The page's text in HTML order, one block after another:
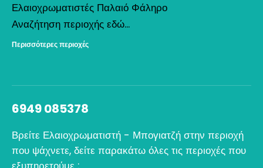
Ελαιοχρωματιστές Παλαιό Φάληρο
Αναζήτηση περιοχής εδώ...
Περισσότερες περιοχές
6949 085378
Βρείτε Ελαιοχρωματιστή - Μπογιατζή στην περιοχή
που ψάχνετε, δείτε παρακάτω όλες τις περιοχές που